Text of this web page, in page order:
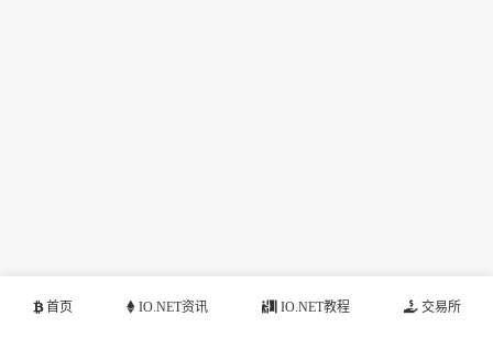
首页 IO.NET资讯 IO.NET教程 交易所